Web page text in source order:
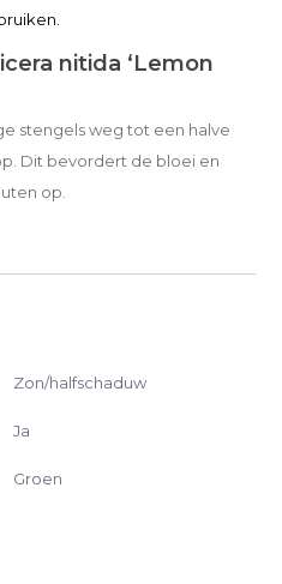
nitida ‘Lemon
stengels weg tot een halve
Dit bevordert de bloei en
op.
Zon/halfschaduw
Ja
Groen